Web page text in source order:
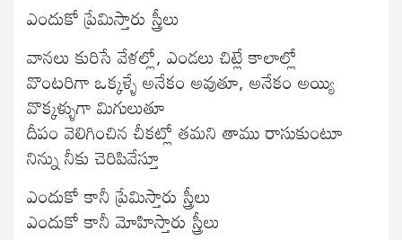
ఎందుకో ప్రేమిస్తారు స్త్రీలు
వానలు కురిసే వేళల్లో, ఎండలు చిట్లే కాలాల్లో
వొంటరిగా ఒక్కళ్ళే అనేకం అవుతూ, అనేకం అయ్యి
వొక్కళ్ళుగా మిగులుతూ
దీపం వెలిగించిన చీకట్లో తమని తాము రాసుకుంటూ
నిన్ను నీకు చెరిపివేస్తూ
ఎందుకో కానీ ప్రేమిస్తారు స్త్రీలు
ఎందుకో కానీ మోహిస్తారు స్త్రీలు